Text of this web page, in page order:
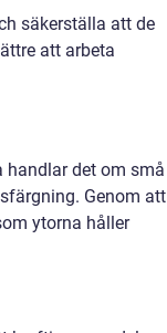
säkerställa att de
att arbeta
handlar det om små
Genom att
ytorna håller